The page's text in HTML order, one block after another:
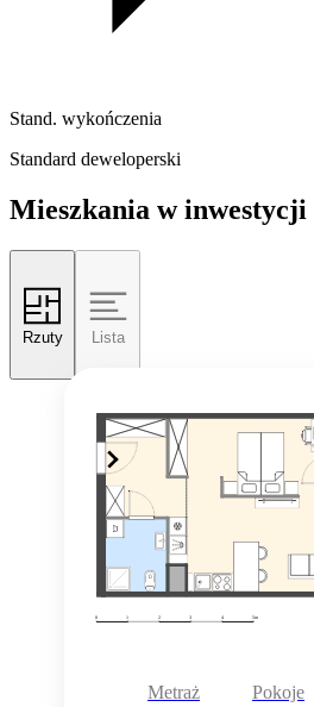
Stand. wykończenia
Standard deweloperski
Mieszkania w inwestycji
Rzuty Lista
Metraż
Pokoje